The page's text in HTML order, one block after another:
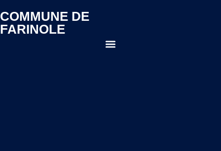
COMMUNE DE
FARINOLE